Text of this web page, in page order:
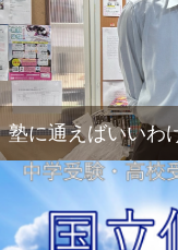
塾に通えばいいわ